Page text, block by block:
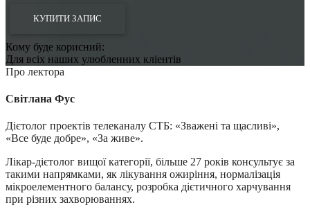
КУПИТИ ЗАПИС
Кому буде корисний:
Для всіх наших улюбленних кліентів
Про лектора
Світлана Фус
Дієтолог проектів телеканалу СТБ: «Зважені та щасливі»,
«Все буде добре», «За живе».
Лікар-дієтолог вищої категорії, більше 27 років консультує за
такими напрямками, як лікування ожиріння, нормалізація
мікроелементного балансу, розробка дієтичного харчування
при різних захворюваннях.